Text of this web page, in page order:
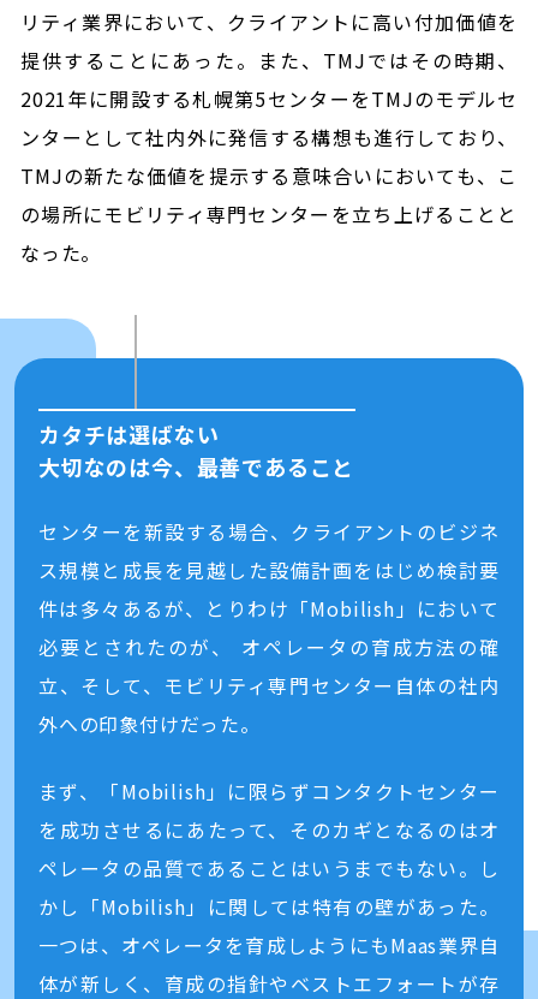
リティ業界において、クライアントに高い付加価値を
提供することにあった。また、TMJではその時期、
2021年に開設する札幌第5センターをTMJのモデルセ
ンターとして社内外に発信する構想も進行しており、
TMJの新たな価値を提示する意味合いにおいても、こ
の場所にモビリティ専門センターを立ち上げることと
なった。
カタチは選ばない
大切なのは今、最善であること
センターを新設する場合、クライアントのビジネ
ス規模と成長を見越した設備計画をはじめ検討要
件は多々あるが、とりわけ「Mobilish」において
必要とされたのが、 オペレータの育成方法の確
立、そして、モビリティ専門センター自体の社内
外への印象付けだった。
まず、「Mobilish」に限らずコンタクトセンター
を成功させるにあたって、そのカギとなるのはオ
ペレータの品質であることはいうまでもない。し
かし「Mobilish」に関しては特有の壁があった。
一つは、オペレータを育成しようにもMaas業界自
体が新しく、育成の指針やベストエフォートが存